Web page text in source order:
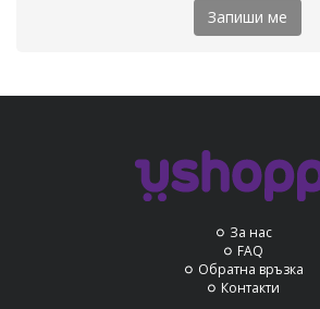
Запиши ме
За нас
FAQ
Обратна връзка
Контакти